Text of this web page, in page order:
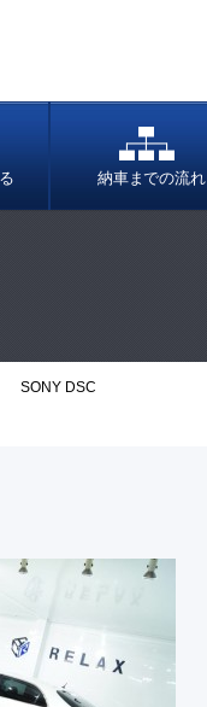
納車までの流れ
SONY DSC